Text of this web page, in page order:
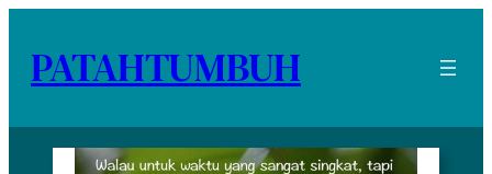
PATAHTUMBUH